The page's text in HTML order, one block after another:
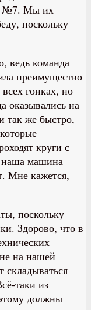
№7. Мы их
поскольку
ведь команда
преимущество
гонках, но
оказывались на
так же быстро,
круги с
наша машина
Мне кажется,
поскольку
Здорово, что в
на нашей
складываться
таки из
должны